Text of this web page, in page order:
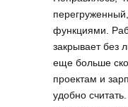
функциями.
закрывает без
еще больше
проектам и
удобно